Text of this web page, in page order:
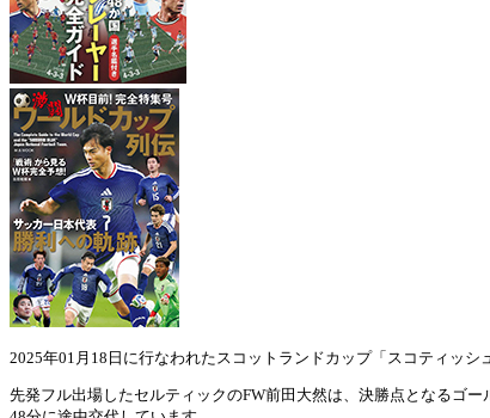
2025年01月18日に行なわれたスコットランドカップ「スコティッシ
先発フル出場したセルティックのFW前田大然は、決勝点となるゴ